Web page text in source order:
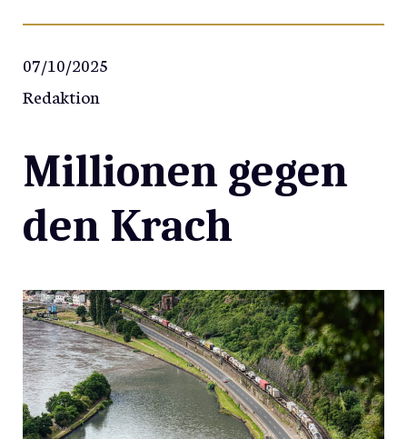
07/10/2025
Redaktion
Millionen gegen
den Krach